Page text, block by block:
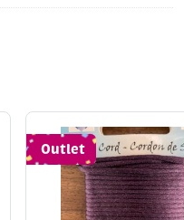
Outlet